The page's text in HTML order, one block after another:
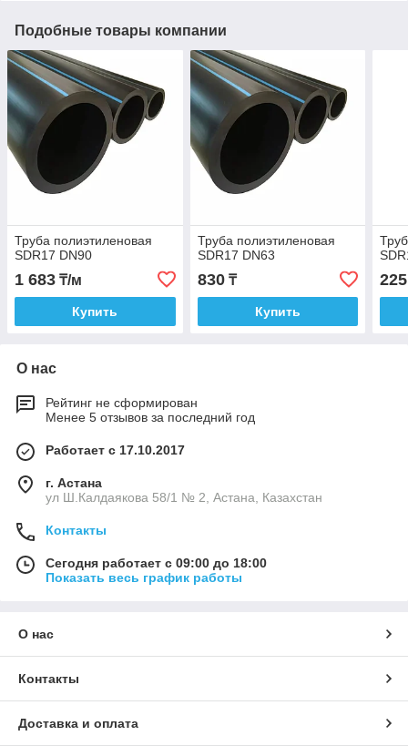
Подобные товары компании
Труба полиэтиленовая
SDR17 DN90
1 683 ₸/м
Купить
Труба полиэтиленовая
SDR17 DN63
830₸
Купить
225
О нас
Рейтинг не сформирован
Менее 5 отзывов за последний год
Работает с 17.10.2017
г. Астана
ул Ш.Калдаякова 58/1 № 2, Астана, Казахстан
Контакты
Сегодня работает с 09:00 до 18:00
Показать весь график работы
О нас
Контакты
Доставка и оплата